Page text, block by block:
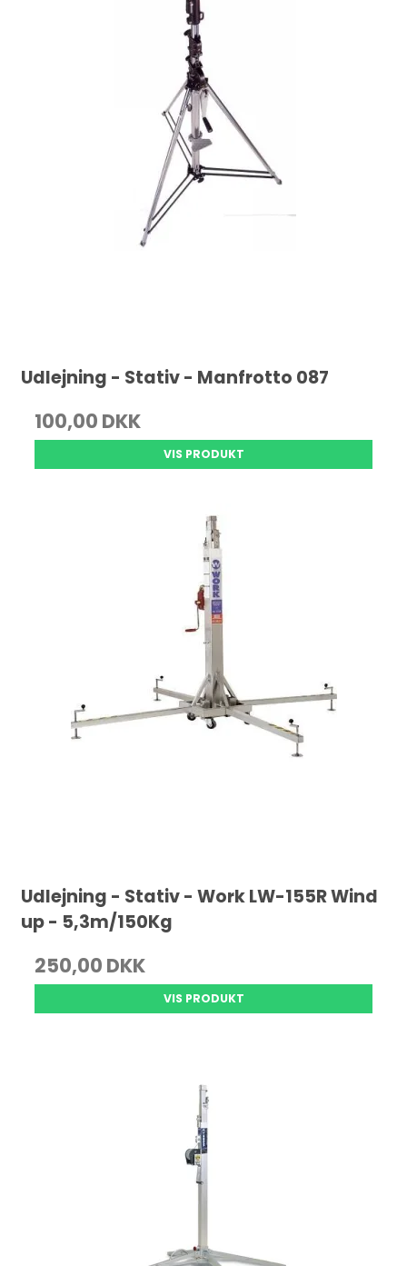
Udlejning - Stativ - Manfrotto 087
100,00 DKK
VIS PRODUKT
Udlejning - Stativ - Work LW-155R Wind
up - 5,3m/150Kg
250,00 DKK
VIS PRODUKT